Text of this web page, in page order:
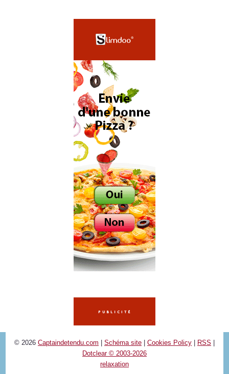
© 2026 Captaindetendu.com Schéma site Cookies Policy RSS
Dotclear © 2003-2026
relaxation